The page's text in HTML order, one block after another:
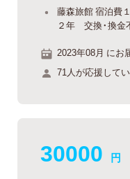
藤森旅館 宿泊費
２年 交換・換金
2023年08月 にお
71人が応援してい
30000 円